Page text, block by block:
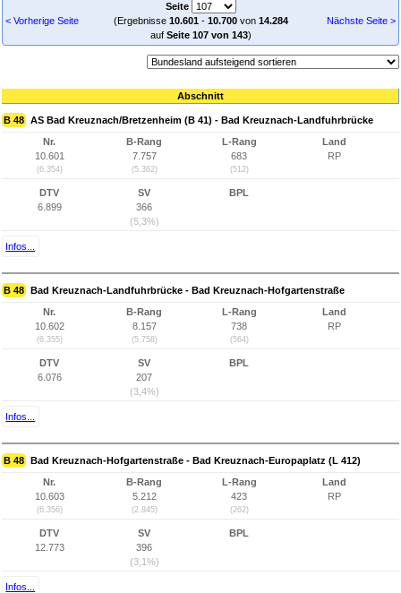
< Vorherige Seite
Seite
(Ergebnisse 10.601- 10.700von 14.284
auf Seite 107 von 143)
Nächste Seite >
Abschnitt
B 48 AS Bad Kreuznach/Bretzenheim (B 41) - Bad Kreuznach-Landfuhrbrücke
Nr.
10.601
(6.354)
B-Rang
7.757
(5.362)
L-Rang
683
(512)
Land
RP
DTV
6.899
SV
366
(5,3%)
BPL
Infos...
B 48 Bad Kreuznach-Landfuhrbrücke - Bad Kreuznach-Hofgartenstraße
Nr.
10.602
(6.355)
B-Rang
8.157
(5.758)
L-Rang
738
(564)
Land
RP
DTV
6.076
SV
207
(3,4%)
BPL
Infos...
B 48 Bad Kreuznach-Hofgartenstraße - Bad Kreuznach-Europaplatz (L 412)
Nr.
10.603
(6.356)
B-Rang
5.212
(2.845)
L-Rang
423
(262)
Land
RP
DTV
12.773
SV
396
(3,1%)
BPL
Infos...